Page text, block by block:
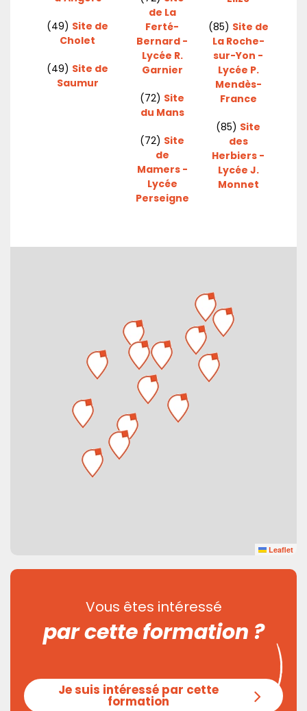
(49) Site de
Cholet
(49) Site de
Saumur
de La
Ferté-
Bernard -
Lycée R.
Garnier
(72) Site
du Mans
(72) Site
de
Mamers -
Lycée
Perseigne
(85) Site de
La Roche-
sur-Yon -
Lycée P.
Mendès-
France
(85) Site
des
Herbiers -
Lycée J.
Monnet
Leaflet
Vous êtes intéressé
par cette formation ?
Je suis intéressé par cette
formation